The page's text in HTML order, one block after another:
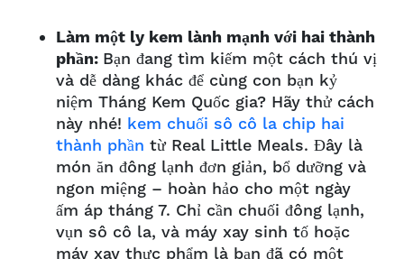
Làm một ly kem lành mạnh với hai thành
phần: Bạn đang tìm kiếm một cách thú vị
và dễ dàng khác để cùng con bạn kỷ
niệm Tháng Kem Quốc gia? Hãy thử cách
này nhé! kem chuối sô cô la chip hai
thành phần từ Real Little Meals. Đây là
món ăn đông lạnh đơn giản, bổ dưỡng và
ngon miệng – hoàn hảo cho một ngày
ấm áp tháng 7. Chỉ cần chuối đông lạnh,
vụn sô cô la, và máy xay sinh tố hoặc
máy xay thực phẩm là bạn đã có một